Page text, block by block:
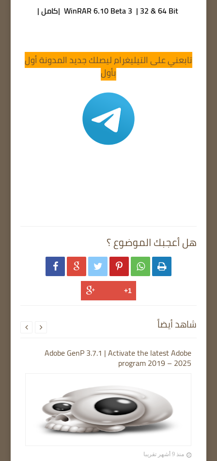
WinRAR 6.10 Beta 3 | 32 & 64 Bit |كامل |
تابعني على التيليغرام ليصلك جديد المدونة أول
بأول
هل أعجبك الموضوع ؟
     
شاهد أيضاً
Adobe GenP 3.7.1 | Activate the latest Adobe
program 2019 – 2025
منذ 9 أشهر تقريبا
 